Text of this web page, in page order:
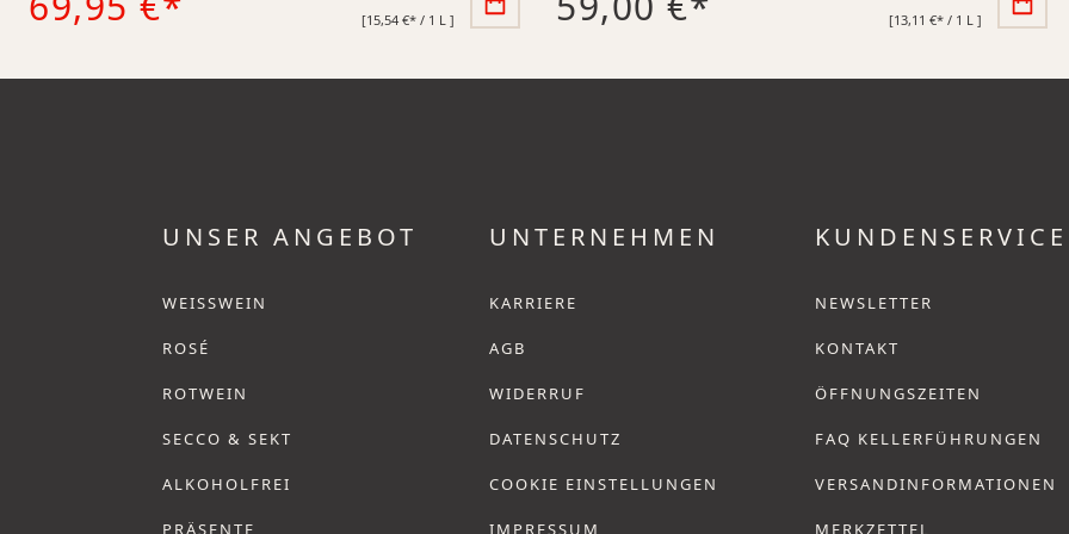
[15,54 €* / 1 L ] [13,11 €* / 1 L ]
UNSER ANGEBOT
WEISSWEIN
ROSÉ
ROTWEIN
SECCO & SEKT
ALKOHOLFREI
PRÄSENTE
UNTERNEHMEN
KARRIERE
AGB
WIDERRUF
DATENSCHUTZ
COOKIE EINSTELLUNGEN
IMPRESSUM
KUNDENSERVICE
NEWSLETTER
KONTAKT
ÖFFNUNGSZEITEN
FAQ KELLERFÜHRUNGEN
VERSANDINFORMATIONEN
MERKZETTEL